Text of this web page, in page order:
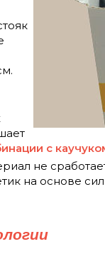
с
не
на основе